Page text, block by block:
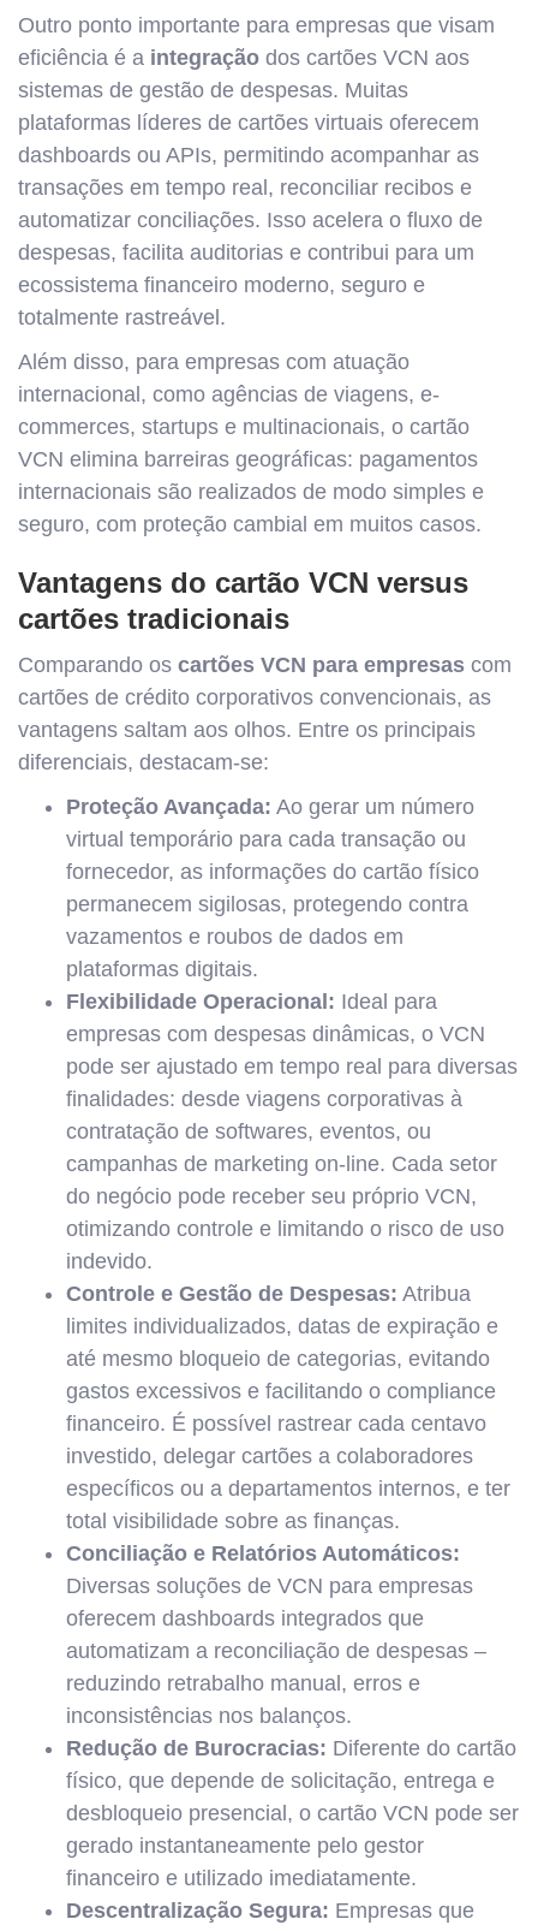
Outro ponto importante para empresas que visam
eficiência é a integração dos cartões VCN aos
sistemas de gestão de despesas. Muitas
plataformas líderes de cartões virtuais oferecem
dashboards ou APIs, permitindo acompanhar as
transações em tempo real, reconciliar recibos e
automatizar conciliações. Isso acelera o fluxo de
despesas, facilita auditorias e contribui para um
ecossistema financeiro moderno, seguro e
totalmente rastreável.
Além disso, para empresas com atuação
internacional, como agências de viagens, e-
commerces, startups e multinacionais, o cartão
VCN elimina barreiras geográficas: pagamentos
internacionais são realizados de modo simples e
seguro, com proteção cambial em muitos casos.
Vantagens do cartão VCN versus
cartões tradicionais
Comparando os cartões VCN para empresas com
cartões de crédito corporativos convencionais, as
vantagens saltam aos olhos. Entre os principais
diferenciais, destacam-se:
Proteção Avançada: Ao gerar um número
virtual temporário para cada transação ou
fornecedor, as informações do cartão físico
permanecem sigilosas, protegendo contra
vazamentos e roubos de dados em
plataformas digitais.
Flexibilidade Operacional: Ideal para
empresas com despesas dinâmicas, o VCN
pode ser ajustado em tempo real para diversas
finalidades: desde viagens corporativas à
contratação de softwares, eventos, ou
campanhas de marketing on-line. Cada setor
do negócio pode receber seu próprio VCN,
otimizando controle e limitando o risco de uso
indevido.
Controle e Gestão de Despesas: Atribua
limites individualizados, datas de expiração e
até mesmo bloqueio de categorias, evitando
gastos excessivos e facilitando o compliance
financeiro. É possível rastrear cada centavo
investido, delegar cartões a colaboradores
específicos ou a departamentos internos, e ter
total visibilidade sobre as finanças.
Conciliação e Relatórios Automáticos:
Diversas soluções de VCN para empresas
oferecem dashboards integrados que
automatizam a reconciliação de despesas –
reduzindo retrabalho manual, erros e
inconsistências nos balanços.
Redução de Burocracias: Diferente do cartão
físico, que depende de solicitação, entrega e
desbloqueio presencial, o cartão VCN pode ser
gerado instantaneamente pelo gestor
financeiro e utilizado imediatamente.
Descentralização Segura: Empresas que